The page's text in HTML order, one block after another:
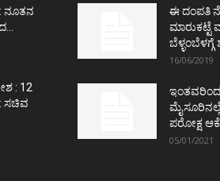
ನೂತನ
: 12
ಸಚಿವ
ಈ ದಂಪತಿ
ಮಾರುಕಟ್ಟೆ
ಬೆಳ್ಳಂಬೆಳಗ್ಗೆ
16/06/2019
ಇಂತವರಿಂದ
ಪರೋಕ್ಷ
05/01/2021